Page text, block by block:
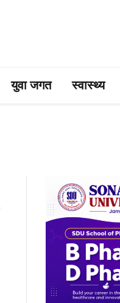
युवा जगत स्वास्थ्य